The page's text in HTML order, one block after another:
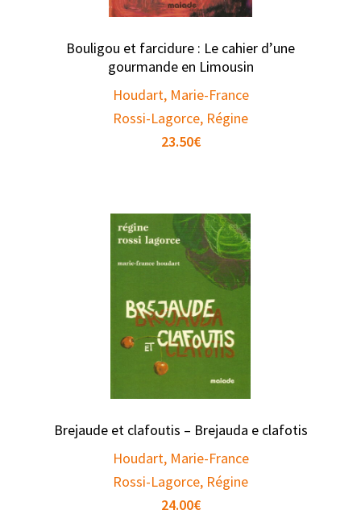
Bouligou et farcidure : Le cahier d’une
gourmande en Limousin
Houdart, Marie-France
Rossi-Lagorce, Régine
23.50€
Brejaude et clafoutis – Brejauda e clafotis
Houdart, Marie-France
Rossi-Lagorce, Régine
24.00€